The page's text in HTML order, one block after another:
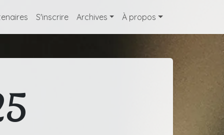
S'inscrire Archives À propos